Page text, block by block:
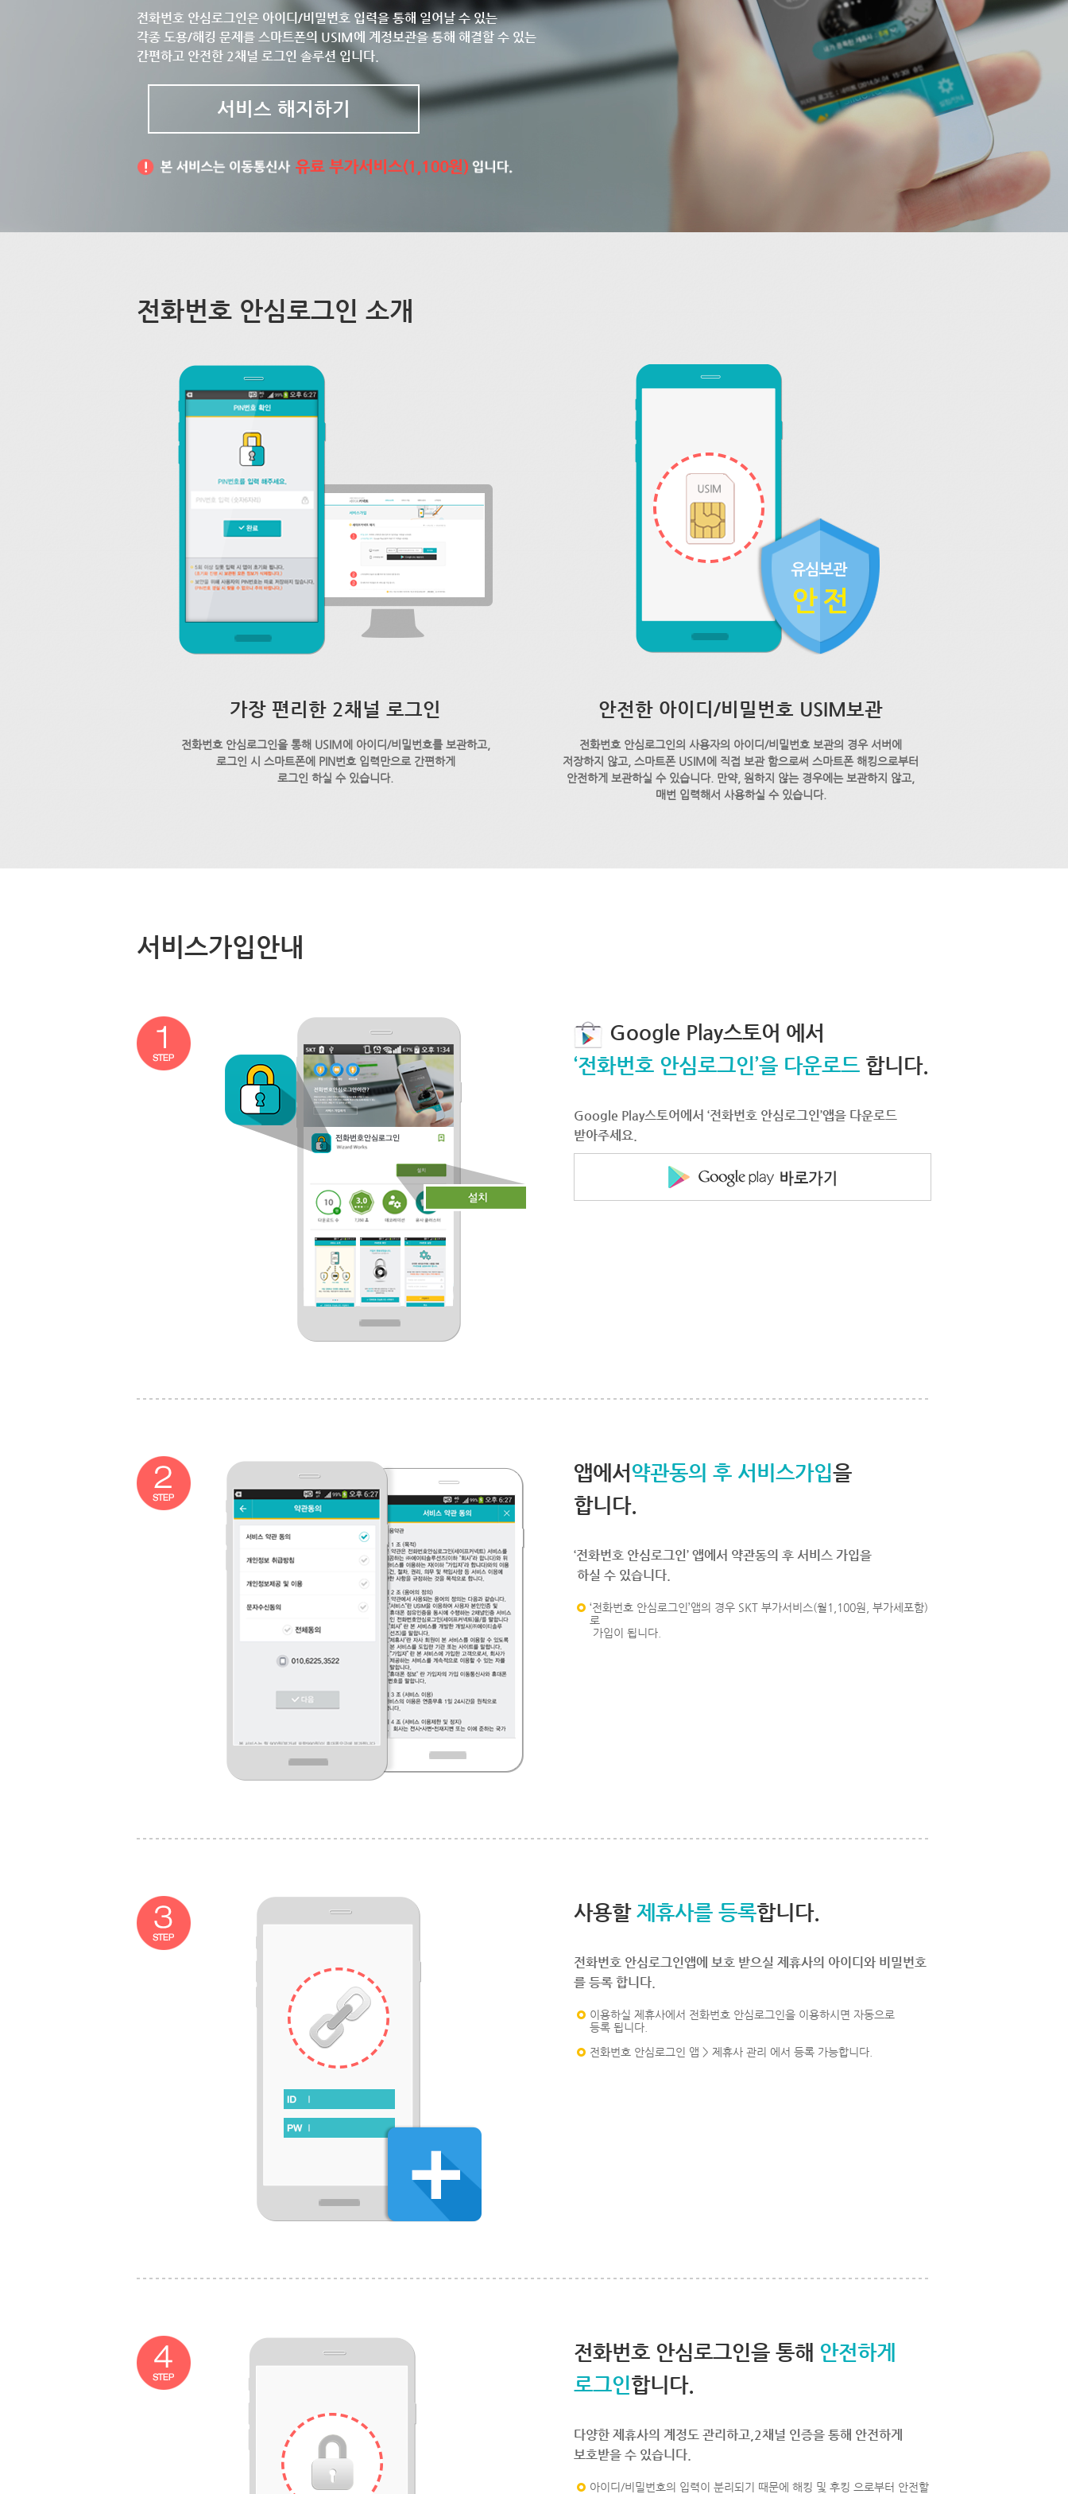
전화번호 안심로그인은 아이디/비밀번호 입력을 통해 일어날 수 있는
각종 도용/해킹 문제를 스마트폰의 USIM에 계정보관을 통해 해결할 수 있는
간편하고 안전한 2채널 로그인 솔루션 입니다.
서비스 해지하기
전화번호 안심로그인 소개
가장 편리한 2채널 로그인
전화번호 안심로그인을 통해 USIM에 아이디/비밀번호를 보관하고,
로그인 시 스마트폰에 PIN번호 입력만으로 간편하게
로그인 하실 수 있습니다.
안전한 아이디/비밀번호 USIM보관
전화번호 안심로그인의 사용자의 아이디/비밀번호 보관의 경우 서버에
저장하지 않고, 스마트폰 USIM에 직접 보관 함으로써 스마트폰 해킹으로부터
안전하게 보관하실 수 있습니다. 만약, 원하지 않는 경우에는 보관하지 않고,
매번 입력해서 사용하실 수 있습니다.
서비스가입안내
Google Play스토어 에서
‘전화번호 안심로그인’을 다운로드 합니다.
Google Play스토어에서 ‘전화번호 안심로그인’앱을 다운로드
받아주세요.
앱에서 약관동의 후 서비스가입을
합니다.
‘전화번호 안심로그인’ 앱에서 약관동의 후 서비스 가입을
하실 수 있습니다.
‘전화번호 안심로그인’앱의 경우 SKT 부가서비스(월1,100원, 부가세포함)
로
가입이 됩니다.
사용할 제휴사를 등록합니다.
전화번호 안심로그인앱에 보호 받으실 제휴사의 아이디와 비밀번호
를 등록 합니다.
이용하실 제휴사에서 전화번호 안심로그인을 이용하시면 자동으로
등록 됩니다.
전화번호 안심로그인 앱 > 제휴사 관리 에서 등록 가능합니다.
전화번호 안심로그인을 통해 안전하게
로그인합니다.
다양한 제휴사의 계정도 관리하고,2채널 인증을 통해 안전하게
보호받을 수 있습니다.
아이디/비밀번호의 입력이 분리되기 때문에 해킹 및 후킹 으로부터 안전할